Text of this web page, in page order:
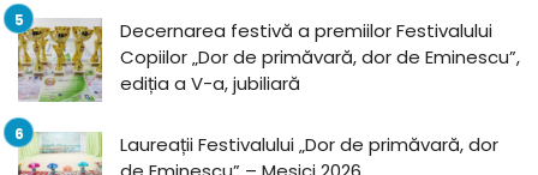
Decernarea festivă a premiilor Festivalului
Copiilor „Dor de primăvară, dor de Eminescu”,
ediția a V-a, jubiliară
Laureații Festivalului „Dor de primăvară, dor